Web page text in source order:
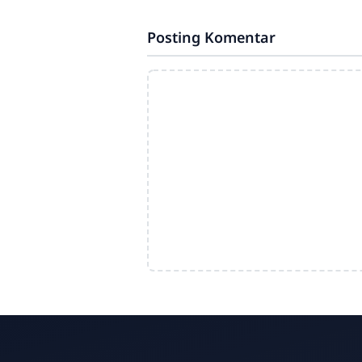
berlindung di balik kalimat
Posting Komentar